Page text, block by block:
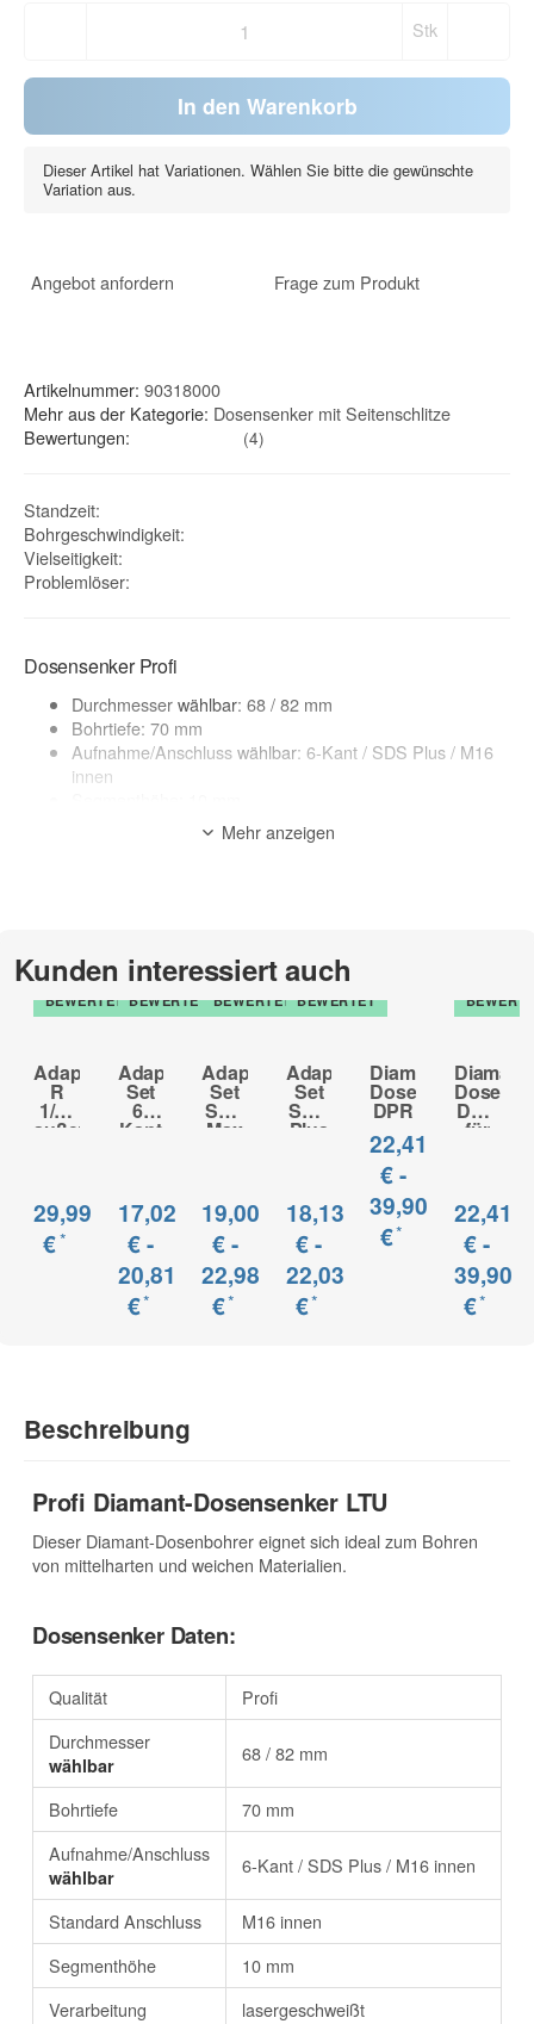
Stk
In den Warenkorb
Dieser Artikel hat Variationen. Wählen Sie bitte die gewünschte
Variation aus.
Angebot anfordern Frage zum Produkt
Artikelnummer: 90318000
Mehr aus der Kategorie: Dosensenker mit Seitenschlitze
Bewertungen:
(4)
Standzeit:
Bohrgeschwindigkeit:
Vielseitigkeit:
Problemlöser:
Dosensenker Profi
Durchmesserwählbar: 68 / 82 mm
Bohrtiefe: 70 mm
Aufnahme/Anschlusswählbar: 6-Kant / SDS Plus / M16
innen
Anzahl Segmente: je nach Auswahl
Anwendung: Trocken
Anwendungsbereich:
Mauerwerk (weich), Porenbeton
zur Beschreibung
Mehr anzeigen
Kunden interessiert auch
TOP
BEWERTET
Adapter
R
1/2"
außen
29,99
€*
TOP
BEWERTET
Adapter
Set
6-
Kant
17,02
€ -
20,81
€*
TOP
BEWERTET
Adapter
Set
SDS
Max
19,00
€ -
22,98
€*
TOP
BEWERTET
Adapter
Set
SDS
Plus
18,13
€ -
22,03
€*
Diamant
Dosensenker
DPR
22,41
€ -
39,90
€*
Diamant
DPR
für
22,41
€ -
39,90
€*
Beschreibung
Profi Diamant-Dosensenker LTU
Dieser Diamant-Dosenbohrer eignet sich ideal zum Bohren
von mittelharten und weichen Materialien.
Dosensenker Daten:
Qualität
Profi
Durchmesser
wählbar 68 / 82 mm
Bohrtiefe
70 mm
Aufnahme/Anschluss
wählbar 6-Kant / SDS Plus / M16 innen
Standard Anschluss
M16 innen
Segmenthöhe
10 mm
Verarbeitung
lasergeschweißt